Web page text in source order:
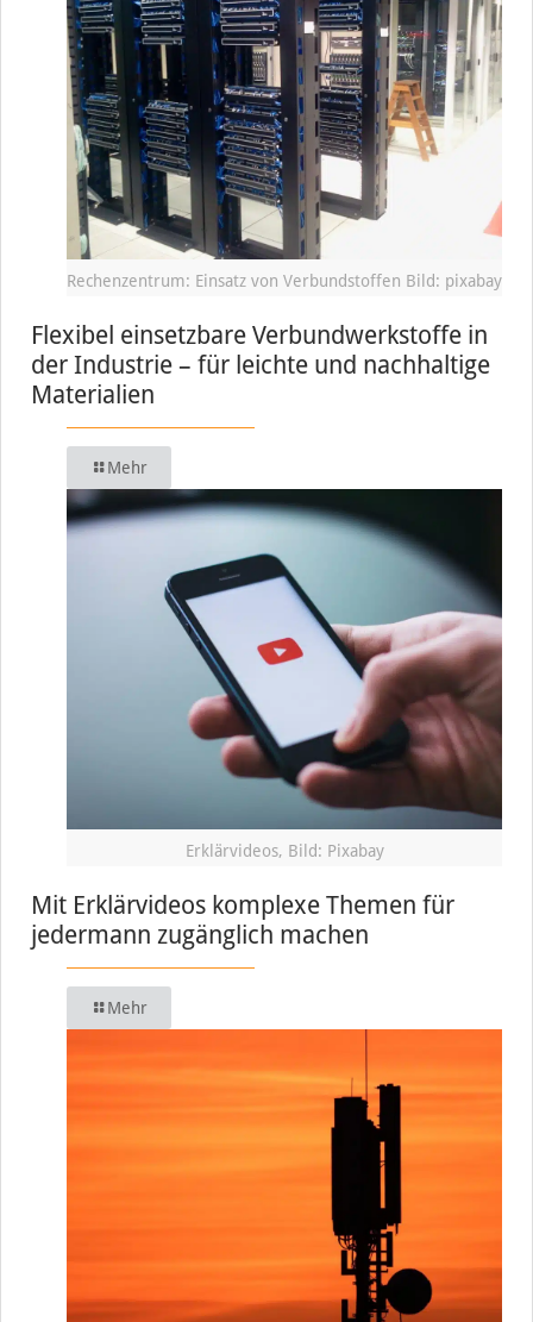
Rechenzentrum: Einsatz von Verbundstoffen Bild: pixabay
Flexibel einsetzbare Verbundwerkstoffe in
der Industrie – für leichte und nachhaltige
Materialien
Mehr
Erklärvideos, Bild: Pixabay
Mit Erklärvideos komplexe Themen für
jedermann zugänglich machen
Mehr